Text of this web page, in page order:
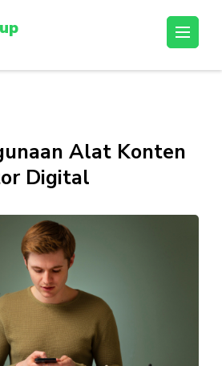
Alat Konten
Digital